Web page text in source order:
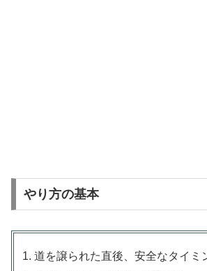
やり方の基本
道を譲られた直後、安全なタイミ